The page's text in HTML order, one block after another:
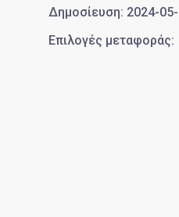
Δημοσίευση: 2024-
Επιλογές μεταφοράς: